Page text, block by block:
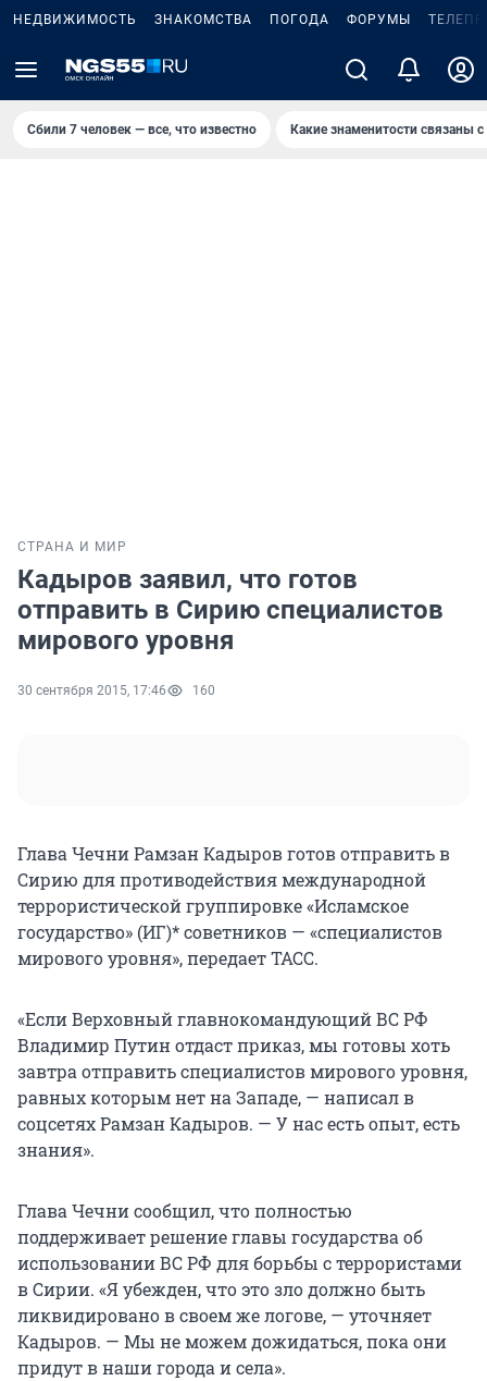
НЕДВИЖИМОСТЬ ЗНАКОМСТВА ПОГОДА ФОРУМЫ
Сбили 7 человек — все, что известно Какие знаменитости связаны
СТРАНА И МИР
Кадыров заявил, что готов
отправить в Сирию специалистов
мирового уровня
30 сентября 2015, 17:46 160
Глава Чечни Рамзан Кадыров готов отправить в
Сирию для противодействия международной
террористической группировке «Исламское
государство» (ИГ)* советников — «специалистов
мирового уровня», передает ТАСС.
«Если Верховный главнокомандующий ВС РФ
Владимир Путин отдаст приказ, мы готовы хоть
завтра отправить специалистов мирового уровня,
равных которым нет на Западе, — написал в
соцсетях Рамзан Кадыров. — У нас есть опыт, есть
знания».
Глава Чечни сообщил, что полностью
поддерживает решение главы государства об
использовании ВС РФ для борьбы с террористами
в Сирии. «Я убежден, что это зло должно быть
ликвидировано в своем же логове, — уточняет
Кадыров. — Мы не можем дожидаться, пока они
придут в наши города и села».